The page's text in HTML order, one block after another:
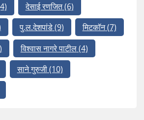
देसाई रणजित(6)
पु.ल.देशपांडे(9) मिटकॉन(7)
विश्वास नागरे पाटील(4)
साने गुरुजी(10)